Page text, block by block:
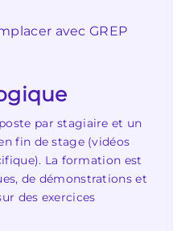
avec GREP
par stagiaire et un
fin de stage (vidéos
La formation est
de démonstrations et
des exercices